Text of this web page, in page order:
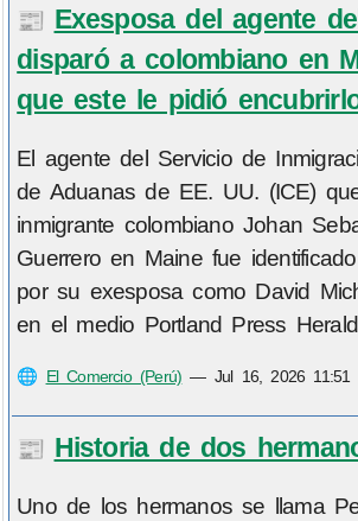
📰 Exesposa del agente
disparó a colombiano en
que este le pidió
El agente del Servicio de
de Aduanas de EE. UU. (ICE)
inmigrante colombiano Johan
Guerrero en Maine fue
por su exesposa como David
en el medio Portland Press
🌐 El Comercio (Perú) — Jul 16, 2026 11:51
📰 Historia de dos
Uno de los hermanos se llama